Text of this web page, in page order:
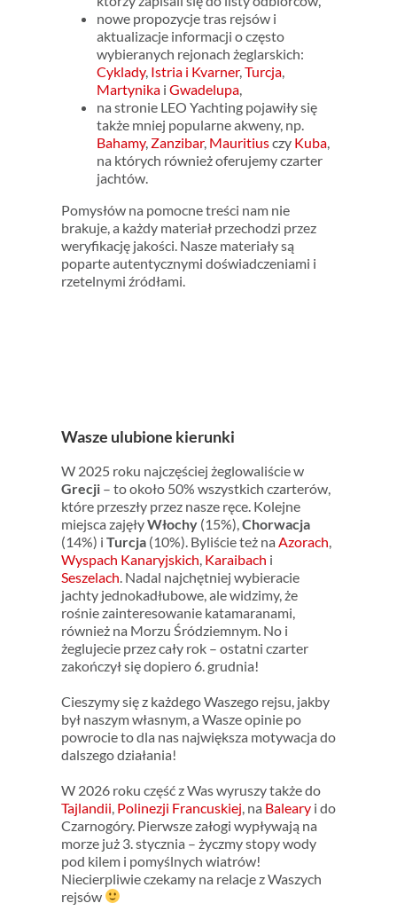
nowe propozycje tras rejsów i
aktualizacje informacji o często
wybieranych rejonach żeglarskich:
Cyklady, Istria i Kvarner,Turcja,
Martynikai Gwadelupa,
na stronie LEO Yachting pojawiły się
także mniej popularne akweny, np.
Bahamy, Zanzibar, Mauritiusczy Kuba,
na których również oferujemy czarter
jachtów.
Pomysłów na pomocne treści nam nie
brakuje, a każdy materiał przechodzi przez
weryfikację jakości. Nasze materiały są
poparte autentycznymi doświadczeniami i
rzetelnymi źródłami.
Wasze ulubione kierunki
W 2025 roku najczęściej żeglowaliście w
Grecji– to około 50% wszystkich czarterów,
które przeszły przez nasze ręce. Kolejne
miejsca zajęłyWłochy(15%), Chorwacja
(14%) i Turcja(10%). Byliście też na Azorach
Wyspach Kanaryjskich Karaibach i
Seszelach . Nadal najchętniej wybieracie
jachty jednokadłubowe, ale widzimy, że
rośnie zainteresowanie katamaranami,
również na Morzu Śródziemnym. No i
żeglujecie przez cały rok – ostatni czarter
zakończył się dopiero 6. grudnia!
Cieszymy się z każdego Waszego rejsu, jakby
był naszym własnym, a Wasze opinie po
powrocie to dla nas największa motywacja do
dalszego działania!
W 2026 roku część z Was wyruszy także do
Tajlandii Polinezji Francuskiej , na Balearyi do
Czarnogóry. Pierwsze załogi wypływają na
morze już 3. stycznia – życzmy stopy wody
pod kilem i pomyślnych wiatrów!
Niecierpliwie czekamy na relacje z Waszych
rejsów